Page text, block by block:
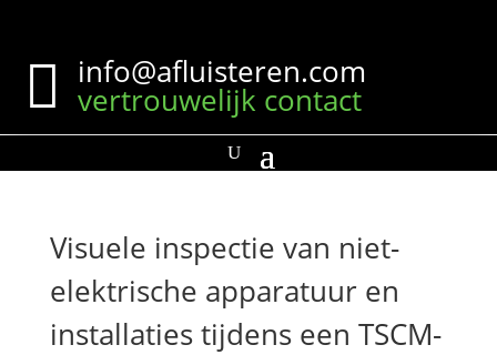
 info@afluisteren.com
vertrouwelijk contact
Visuele inspectie van niet-
elektrische apparatuur en
installaties tijdens een TSCM-